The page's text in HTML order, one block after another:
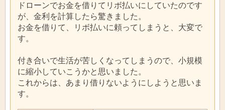
ドローンでお金を借りてリボ払いにしていたのです
が、金利を計算したら驚きました。
お金を借りて、リボ払いに頼ってしまうと、大変で
す。
付き合いで生活が苦しくなってしまうので、小規模
に縮小していこうかと思いました。
これからは、あまり借りないようにしようと思いま
す。